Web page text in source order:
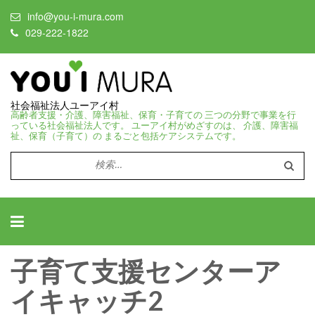
info@you-i-mura.com
029-222-1822
社会福祉法人ユーアイ村
高齢者支援・介護、障害福祉、保育・子育ての 三つの分野で事業を行
っている社会福祉法人です。 ユーアイ村がめざすのは、 介護、障害福
祉、保育（子育て）の まるごと包括ケアシステムです。
検
索:
子育て支援センターア
イキャッチ2